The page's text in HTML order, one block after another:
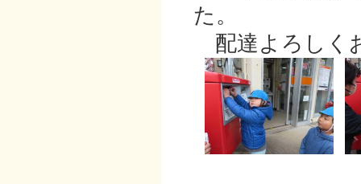
た。
配達よろしく